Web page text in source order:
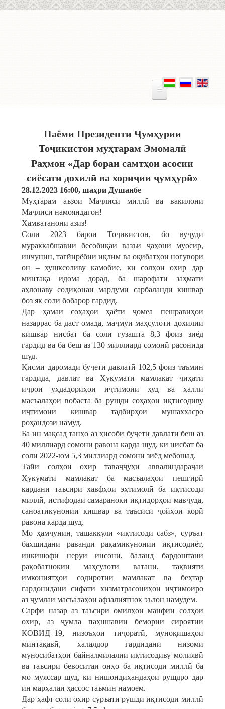
Паёми Президенти Ҷумҳурии
Тоҷикистон муҳтарам Эмомалӣ
Раҳмон «Дар бораи самтҳои асосии
сиёсати дохилӣ ва хориҷии ҷумҳурӣ»
28.12.2023 16:00, шаҳри Душанбе
Муҳтарам аъзои Маҷлиси миллӣ ва вакилони
Маҷлиси намояндагон!
Ҳамватанони азиз!
Соли 2023 барои Тоҷикистон, бо вуҷуди
мураккабшавии бесобиқаи вазъи ҷаҳони муосир,
инчунин, тағйирёбии иқлим ва оқибатҳои ногувори
он – хушксоливу камобие, ки солҳои охир дар
минтақа идома дорад, ба шарофати заҳмати
аҳлонаву содиқонаи мардуми сарбаланди кишвар
боз як соли бобарор гардид.
Дар ҳамаи соҳаҳои ҳаёти ҷомеа пешравиҳои
назаррас ба даст омада, маҷмӯи маҳсулоти дохилии
кишвар нисбат ба соли гузашта 8,3 фоиз зиёд
гардид ва ба беш аз 130 миллиард сомонӣ расонида
шуд.
Қисми даромади буҷети давлатӣ 102,5 фоиз таъмин
гардида, давлат ва Ҳукумати мамлакат ҷиҳати
иҷрои уҳдадориҳои иҷтимоии худ ва ҳалли
масъалаҳои вобаста ба рушди соҳаҳои иқтисодиву
иҷтимоии кишвар тадбирҳои мушаххасро
роҳандозӣ намуд.
Ба ин мақсад танҳо аз ҳисоби буҷети давлатӣ беш аз
40 миллиард сомонӣ равона карда шуд, ки нисбат ба
соли 2022-юм 5,3 миллиард сомонӣ зиёд мебошад.
Тайи солҳои охир таваҷҷуҳи аввалиндараҷаи
Ҳукумати мамлакат ба масъалаҳои пешгирӣ
кардани таъсири хавфҳои эҳтимолӣ ба иқтисоди
миллӣ, истифодаи самараноки иқтидорҳои мавҷуда,
саноатикунонии кишвар ва таъсиси ҷойҳои корӣ
равона карда шуд.
Мо ҳамчунин, ташаккули «иқтисоди сабз», суръат
бахшидани раванди рақамикунонии иқтисодиёт,
инкишофи неруи инсонӣ, баланд бардоштани
рақобатнокии маҳсулоти ватанӣ, тақвияти
имкониятҳои содиротии мамлакат ва беҳтар
гардонидани сифати хизматрасониҳои иҷтимоиро
аз ҷумлаи масъалаҳои афзалиятнок эълон намудем.
Сарфи назар аз таъсири омилҳои манфии солҳои
охир, аз ҷумла паҳншавии бемории сироятии
КОВИД–19, низоъҳои тиҷоратӣ, муноқишаҳои
минтақавӣ, халалдор гардидани низоми
муносибатҳои байналмилалии иқтисодиву молиявӣ
ва таъсири бевоситаи онҳо ба иқтисоди миллӣ ба
мо муяссар шуд, ки нишондиҳандаҳои рушдро дар
ин марҳалаи ҳассос таъмин намоем.
Дар ҳафт соли охир суръати рушди иқтисоди миллӣ